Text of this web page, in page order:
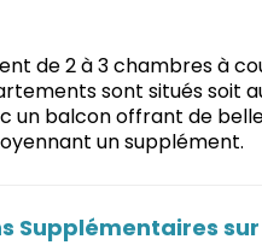
de 2 à 3 chambres à
sont situés soit
un balcon offrant de
un supplément.
Supplémentaires